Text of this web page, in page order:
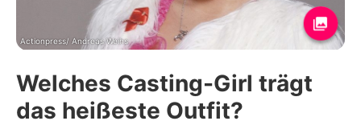
Familie & Liebe
Promiflash Exklusiv
Alle Themen auf Promiflash
Actionpress/ Andreas Weihs
Welches Casting-Girl trägt
das heißeste Outfit?